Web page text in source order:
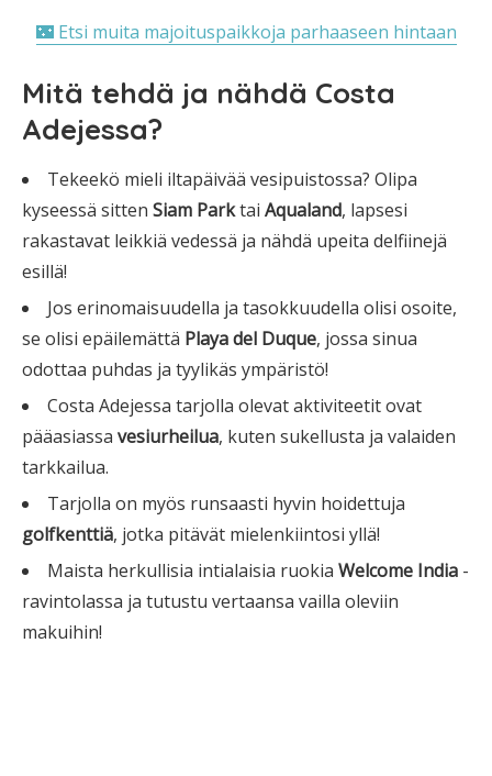
🌃 Etsi muita majoituspaikkoja parhaaseen hintaan
Mitä tehdä ja nähdä Costa
Adejessa?
Tekeekö mieli iltapäivää vesipuistossa? Olipa
kyseessä sitten Siam Parktai Aqualand, lapsesi
rakastavat leikkiä vedessä ja nähdä upeita delfiinejä
esillä!
Jos erinomaisuudella ja tasokkuudella olisi osoite,
se olisi epäilemättä Playa del Duque, jossa sinua
odottaa puhdas ja tyylikäs ympäristö!
Costa Adejessa tarjolla olevat aktiviteetit ovat
pääasiassa vesiurheilua, kuten sukellusta ja valaiden
tarkkailua.
Tarjolla on myös runsaasti hyvin hoidettuja
golfkenttiä, jotka pitävät mielenkiintosi yllä!
Maista herkullisia intialaisia ruokia Welcome India -
ravintolassa ja tutustu vertaansa vailla oleviin
makuihin!